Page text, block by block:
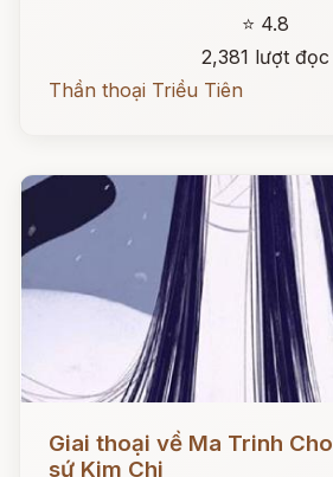
⭐ 4.8
2,381 lượt đọc
Thần thoại Triều Tiên
Giai thoại về Ma Trinh
sứ Kim Chi